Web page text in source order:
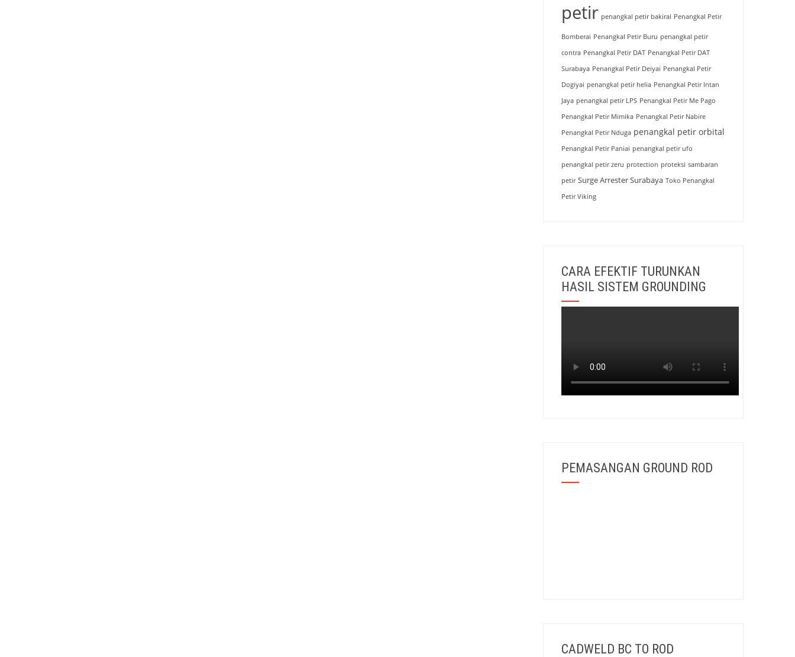
petir penangkal petir bakiral Penangkal Petir
Bomberai Penangkal Petir Buru penangkal petir
contra Penangkal Petir DAT Penangkal Petir DAT
Surabaya Penangkal Petir Deiyai Penangkal Petir
Dogiyai penangkal petir helia Penangkal Petir Intan
Jaya penangkal petir LPS Penangkal Petir Me Pago
Penangkal Petir Mimika Penangkal Petir Nabire
Penangkal Petir Nduga penangkal petir orbital
Penangkal Petir Paniai penangkal petir ufo
penangkal petir zeru protection proteksi sambaran
petir Surge Arrester Surabaya Toko Penangkal
Petir Viking
CARA EFEKTIF TURUNKAN
HASIL SISTEM GROUNDING
PEMASANGAN GROUND ROD
CADWELD BC TO ROD